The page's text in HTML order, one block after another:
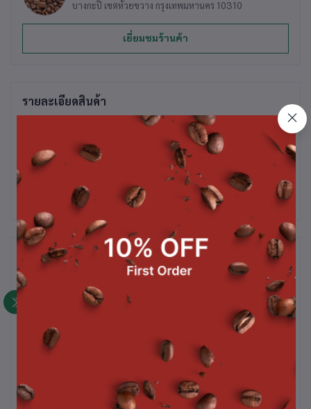
บางกะปิ เขตห้วยขวาง กรุงเทพมหานคร 10310
เยี่ยมชมร้านค้า
รายละเอียดสินค้า
ผงสตรอว์เบอร์รี่ ขนาด 500 ก.
สินค้าที่ซื้อบ่อย
ผงมิกซ์ฟรุต 1 กก. ผงโกโก้มิกซ์ 500 ก.